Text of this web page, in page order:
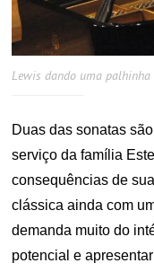
Lewis dando uma palhinha
Duas das sonatas
serviço da família
consequências de
clássica ainda com
demanda muito do
potencial e